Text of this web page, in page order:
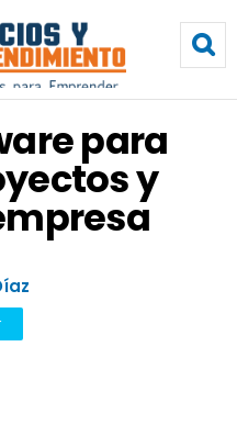
para
y